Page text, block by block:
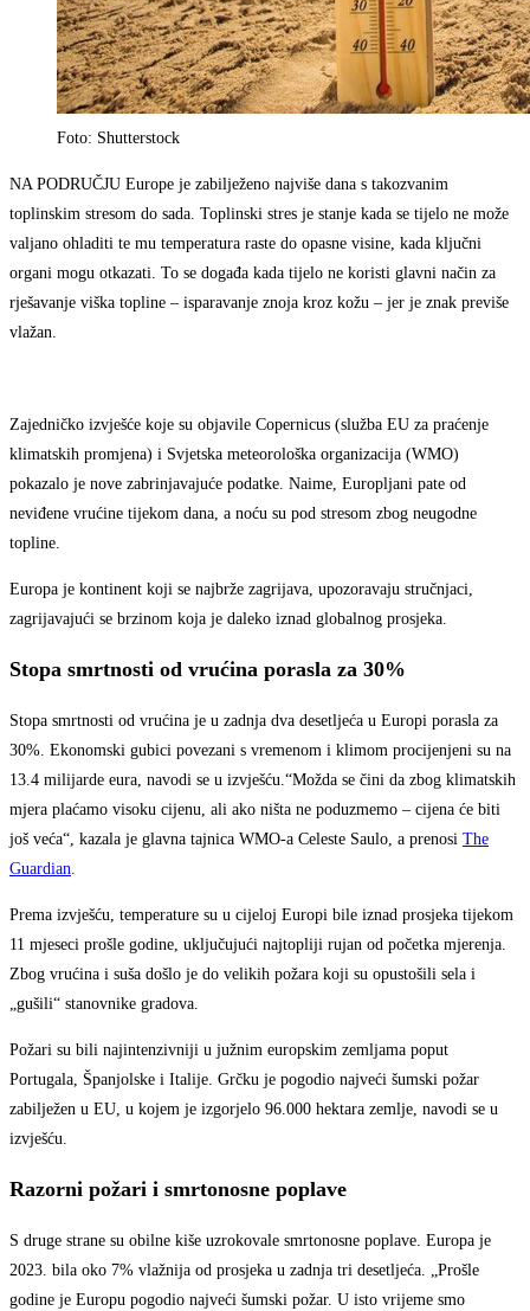
Foto: Shutterstock
NA PODRUČJU Europe je zabilježeno najviše dana s takozvanim
toplinskim stresom do sada. Toplinski stres je stanje kada se tijelo ne može
valjano ohladiti te mu temperatura raste do opasne visine, kada ključni
organi mogu otkazati. To se događa kada tijelo ne koristi glavni način za
rješavanje viška topline – isparavanje znoja kroz kožu – jer je znak previše
vlažan.
Zajedničko izvješće koje su objavile Copernicus (služba EU za praćenje
klimatskih promjena) i Svjetska meteorološka organizacija (WMO)
pokazalo je nove zabrinjavajuće podatke. Naime, Europljani pate od
neviđene vrućine tijekom dana, a noću su pod stresom zbog neugodne
topline.
Europa je kontinent koji se najbrže zagrijava, upozoravaju stručnjaci,
zagrijavajući se brzinom koja je daleko iznad globalnog prosjeka.
Stopa smrtnosti od vrućina porasla za 30%
Stopa smrtnosti od vrućina je u zadnja dva desetljeća u Europi porasla za
30%. Ekonomski gubici povezani s vremenom i klimom procijenjeni su na
13.4 milijarde eura, navodi se u izvješću.“Možda se čini da zbog klimatskih
mjera plaćamo visoku cijenu, ali ako ništa ne poduzmemo – cijena će biti
još veća“, kazala je glavna tajnica WMO-a Celeste Saulo, a prenosi The
Guardian.
Prema izvješću, temperature su u cijeloj Europi bile iznad prosjeka tijekom
11 mjeseci prošle godine, uključujući najtopliji rujan od početka mjerenja.
Zbog vrućina i suša došlo je do velikih požara koji su opustošili sela i
„gušili“ stanovnike gradova.
Požari su bili najintenzivniji u južnim europskim zemljama poput
Portugala, Španjolske i Italije. Grčku je pogodio najveći šumski požar
zabilježen u EU, u kojem je izgorjelo 96.000 hektara zemlje, navodi se u
izvješću.
Razorni požari i smrtonosne poplave
S druge strane su obilne kiše uzrokovale smrtonosne poplave. Europa je
2023. bila oko 7% vlažnija od prosjeka u zadnja tri desetljeća. „Prošle
godine je Europu pogodio najveći šumski požar. U isto vrijeme smo